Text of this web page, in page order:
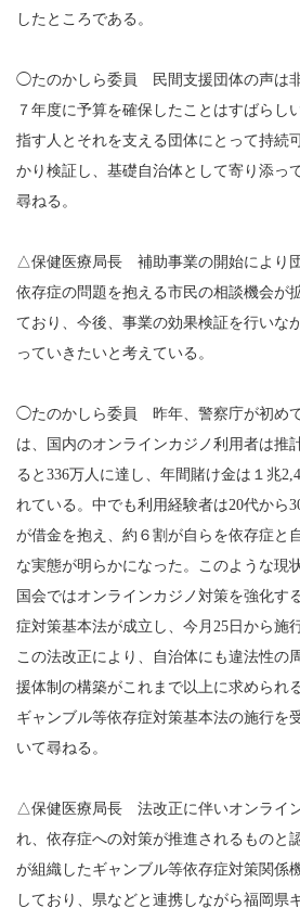
したところである。
◯たのかしら委員 民間支援団体の声は
７年度に予算を確保したことはすばらし
指す人とそれを支える団体にとって持続
かり検証し、基礎自治体として寄り添っ
尋ねる。
△保健医療局長 補助事業の開始により団
依存症の問題を抱える市民の相談機会が
ており、今後、事業の効果検証を行いな
っていきたいと考えている。
◯たのかしら委員 昨年、警察庁が初め
は、国内のオンラインカジノ利用者は推
ると336万人に達し、年間賭け金は１兆
れている。中でも利用経験者は20代から
が借金を抱え、約６割が自らを依存症と
な実態が明らかになった。このような現
国会ではオンラインカジノ対策を強化す
症対策基本法が成立し、今月25日から施
この法改正により、自治体にも違法性の
援体制の構築がこれまで以上に求められ
ギャンブル等依存症対策基本法の施行を
いて尋ねる。
△保健医療局長 法改正に伴いオンライ
れ、依存症への対策が推進されるものと
が組織したギャンブル等依存症対策関係
しており、県などと連携しながら福岡県